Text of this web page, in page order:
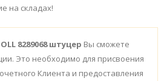
на складах!
8289068 штуцер Вы сможете
Это необходимо для присвоения
Клиента и предоставления